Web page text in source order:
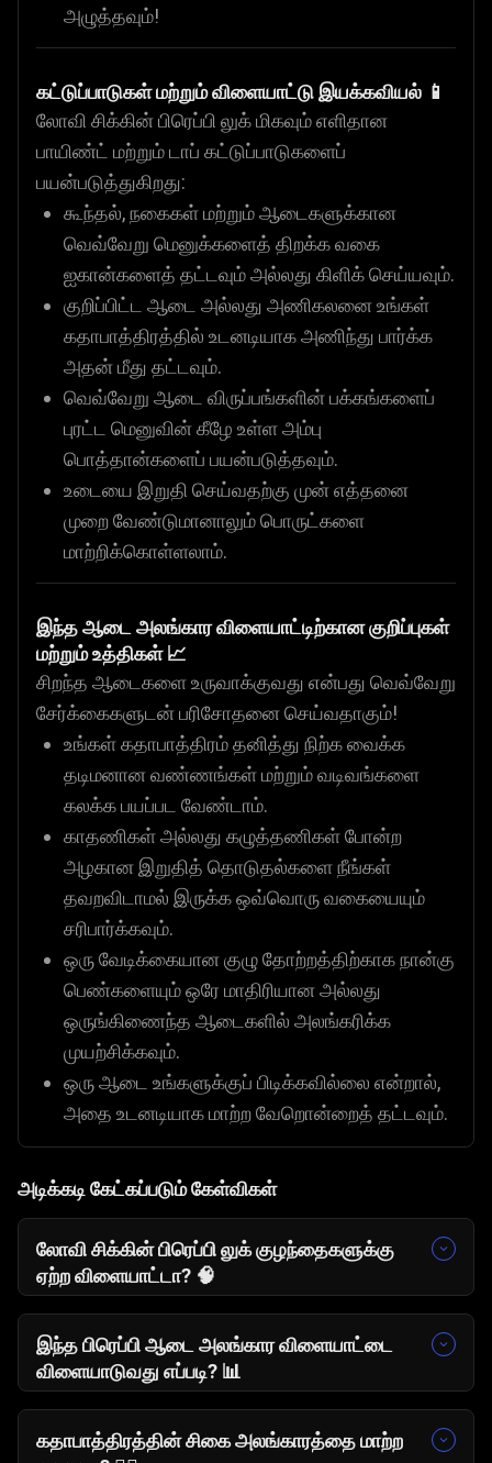
அழுத்தவும்!
கட்டுப்பாடுகள் மற்றும் விளையாட்டு இயக்கவியல் 📱
லோவி சிக்கின் பிரெப்பி லுக் மிகவும் எளிதான
பாயிண்ட் மற்றும் டாப் கட்டுப்பாடுகளைப்
பயன்படுத்துகிறது:
கூந்தல், நகைகள் மற்றும் ஆடைகளுக்கான
வெவ்வேறு மெனுக்களைத் திறக்க வகை
ஐகான்களைத் தட்டவும் அல்லது கிளிக் செய்யவும்.
குறிப்பிட்ட ஆடை அல்லது அணிகலனை உங்கள்
கதாபாத்திரத்தில் உடனடியாக அணிந்து பார்க்க
அதன் மீது தட்டவும்.
வெவ்வேறு ஆடை விருப்பங்களின் பக்கங்களைப்
புரட்ட மெனுவின் கீழே உள்ள அம்பு
பொத்தான்களைப் பயன்படுத்தவும்.
உடையை இறுதி செய்வதற்கு முன் எத்தனை
முறை வேண்டுமானாலும் பொருட்களை
மாற்றிக்கொள்ளலாம்.
இந்த ஆடை அலங்கார விளையாட்டிற்கான குறிப்புகள்
மற்றும் உத்திகள் 📈
சிறந்த ஆடைகளை உருவாக்குவது என்பது வெவ்வேறு
சேர்க்கைகளுடன் பரிசோதனை செய்வதாகும்!
உங்கள் கதாபாத்திரம் தனித்து நிற்க வைக்க
தடிமனான வண்ணங்கள் மற்றும் வடிவங்களை
கலக்க பயப்பட வேண்டாம்.
காதணிகள் அல்லது கழுத்தணிகள் போன்ற
அழகான இறுதித் தொடுதல்களை நீங்கள்
தவறவிடாமல் இருக்க ஒவ்வொரு வகையையும்
சரிபார்க்கவும்.
ஒரு வேடிக்கையான குழு தோற்றத்திற்காக நான்கு
பெண்களையும் ஒரே மாதிரியான அல்லது
ஒருங்கிணைந்த ஆடைகளில் அலங்கரிக்க
முயற்சிக்கவும்.
ஒரு ஆடை உங்களுக்குப் பிடிக்கவில்லை என்றால்,
அதை உடனடியாக மாற்ற வேறொன்றைத் தட்டவும்.
அடிக்கடி கேட்கப்படும் கேள்விகள்
லோவி சிக்கின் பிரெப்பி லுக் குழந்தைகளுக்கு
ஏற்ற விளையாட்டா? 🧠
ஃபேஷன் விளையாட்டு, இது வீரர்கள் தங்கள்
படைப்பாற்றல் மற்றும் தனிப்பட்ட பாணியை
வேடிக்கையான முறையில் ஆராய அனுமதிக்கிறது.
இந்த பிரெப்பி ஆடை அலங்கார விளையாட்டை
விளையாடுவது எப்படி? 📊
முழுமையான மற்றும் தனிப்பயனாக்கப்பட்ட உடையை
கதாபாத்திரத்தின் சிகை அலங்காரத்தை மாற்ற